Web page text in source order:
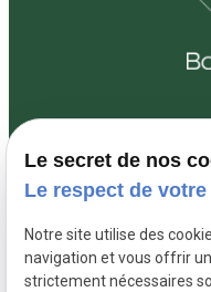
01 88 24 26 71
De 8:00 à
Le secret de nos
Le respect de
Notre site utilise des
navigation et vous offrir
strictement nécessaires